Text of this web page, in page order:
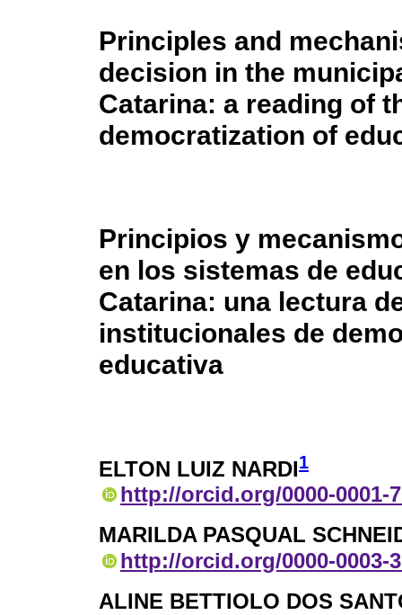
Principles and
decision in the
Catarina: a reading of
democratization of
Principios y
en los sistemas de
Catarina: una lectura
institucionales de
educativa
ELTON LUIZ NARDI1
http://orcid.org/0000-0001-
MARILDA PASQUAL
http://orcid.org/0000-0003-
ALINE BETTIOLO DOS